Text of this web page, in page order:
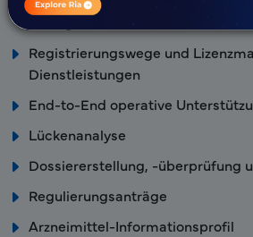
Intelligence
Registrierungswege und
Dienstleistungen
End-to-End operative
Lückenanalyse
Dossiererstellung, -überprüfung
Regulierungsanträge
Arzneimittel-Informationsprofil